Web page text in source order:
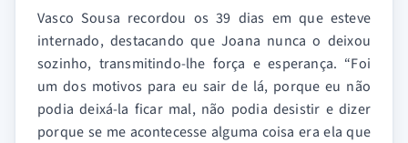
Vasco Sousa recordou os 39 dias em que esteve
internado, destacando que Joana nunca o deixou
sozinho, transmitindo-lhe força e esperança. “Foi
um dos motivos para eu sair de lá, porque eu não
podia deixá-la ficar mal, não podia desistir e dizer
porque se me acontecesse alguma coisa era ela que